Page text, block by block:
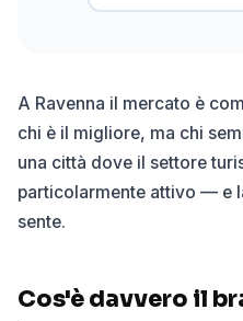
A Ravenna il mercato è
chi è il migliore, ma chi
una città dove il settore
particolarmente attivo — e
sente.
Cos'è davvero il